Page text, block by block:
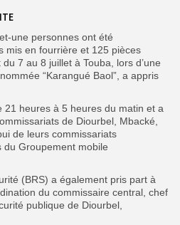
une personnes ont été
mis en fourrière et 125 pièces
7 au 8 juillet à Touba, lors d’une
“Karangué Baol”, a appris
21 heures à 5 heures du matin et a
de Diourbel, Mbacké,
de leurs commissariats
Groupement mobile
(BRS) a également pris part à
du commissaire central, chef
publique de Diourbel,